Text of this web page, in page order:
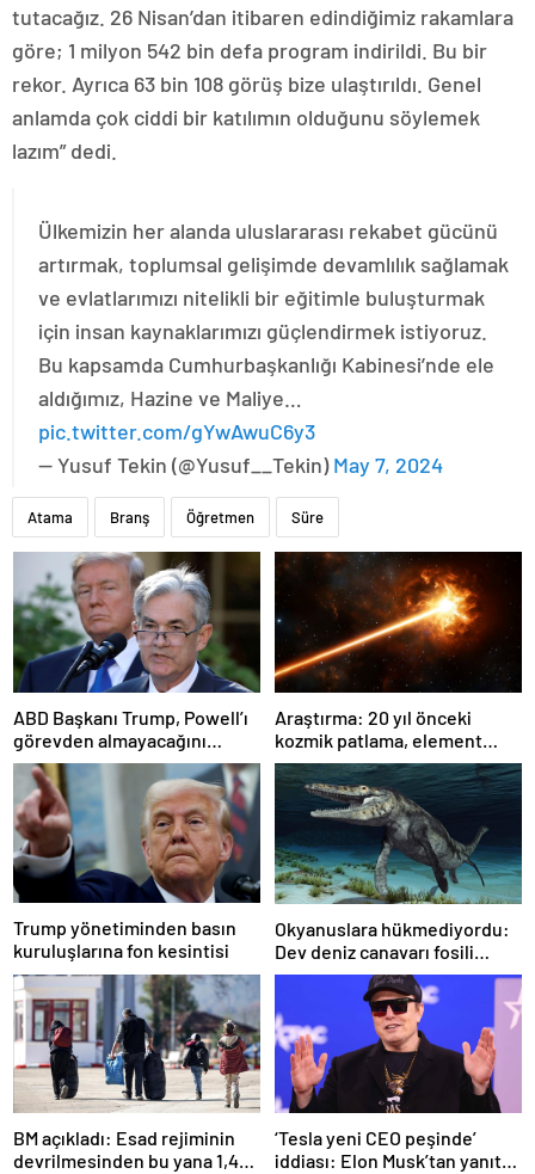
tutacağız. 26 Nisan’dan itibaren edindiğimiz rakamlara
göre; 1 milyon 542 bin defa program indirildi. Bu bir
rekor. Ayrıca 63 bin 108 görüş bize ulaştırıldı. Genel
anlamda çok ciddi bir katılımın olduğunu söylemek
lazım” dedi.
Ülkemizin her alanda uluslararası rekabet gücünü
artırmak, toplumsal gelişimde devamlılık sağlamak
ve evlatlarımızı nitelikli bir eğitimle buluşturmak
için insan kaynaklarımızı güçlendirmek istiyoruz.
Bu kapsamda Cumhurbaşkanlığı Kabinesi’nde ele
aldığımız, Hazine ve Maliye…
pic.twitter.com/gYwAwuC6y3
— Yusuf Tekin (@Yusuf__Tekin)May 7, 2024
Atama Branş Öğretmen Süre
ABD Başkanı Trump, Powell’ı
görevden almayacağını
söyledi
Araştırma: 20 yıl önceki
kozmik patlama, element
oluşumunda önemli rol
oynuyor
Trump yönetiminden basın
kuruluşlarına fon kesintisi
Okyanuslara hükmediyordu:
Dev deniz canavarı fosili
bulundu
BM açıkladı: Esad rejiminin
devrilmesinden bu yana 1,4
‘Tesla yeni CEO peşinde’
iddiası: Elon Musk’tan yanıt